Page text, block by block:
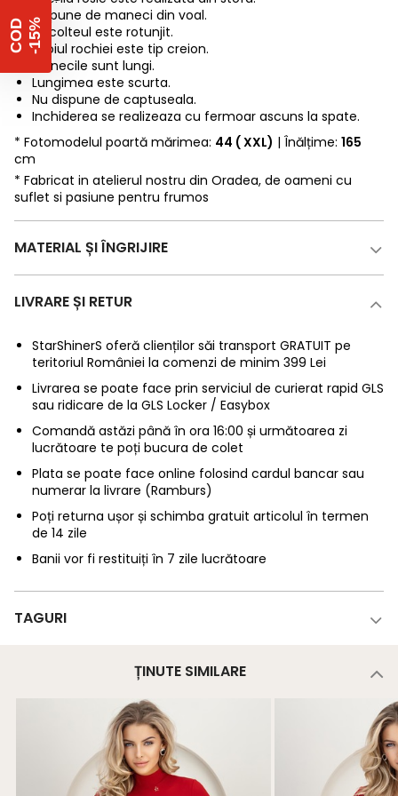
Dispune de maneci din voal.
Decolteul este rotunjit.
Croiul rochiei este tip creion.
Manecile sunt lungi.
Lungimea este scurta.
Nu dispune de captuseala.
Inchiderea se realizeaza cu fermoar ascuns la spate.
* Fotomodelul poartă mărimea: 44 ( XXL) | Înălțime: 165
cm
* Fabricat in atelierul nostru din Oradea, de oameni cu
suflet si pasiune pentru frumos
MATERIAL ȘI ÎNGRIJIRE
LIVRARE ȘI RETUR
StarShinerS oferă clienților săi transport GRATUIT pe
teritoriul României la comenzi de minim 399 Lei
Livrarea se poate face prin serviciul de curierat rapid GLS
sau ridicare de la GLS Locker / Easybox
Comandă astăzi până în ora 16:00 și următoarea zi
lucrătoare te poți bucura de colet
Plata se poate face online folosind cardul bancar sau
numerar la livrare (Ramburs)
Poți returna ușor și schimba gratuit articolul în termen
de 14 zile
Banii vor fi restituiți în 7 zile lucrătoare
TAGURI
ȚINUTE SIMILARE
C
O
D
-
1
5 %